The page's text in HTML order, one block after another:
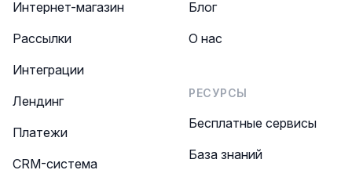
Интернет-магазин
Рассылки
Интеграции
Лендинг
Платежи
CRM-система
Блог
О нас
РЕСУРСЫ
Бесплатные сервисы
База знаний